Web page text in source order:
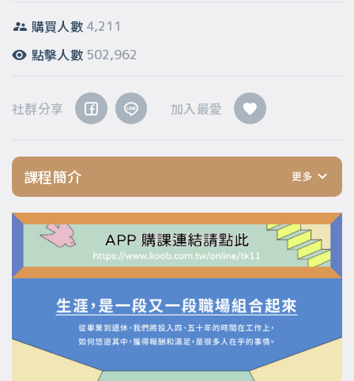
購買人數 4,211
點擊人數 502,962
社群分享 加入最愛
課程簡介